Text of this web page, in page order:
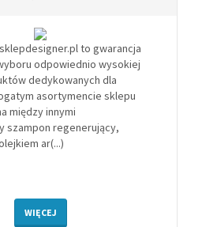
to gwarancja
odpowiednio wysokiej
dedykowanych dla
asortymencie sklepu
między innymi
szampon regenerujący,
ar(...)
WIĘCEJ